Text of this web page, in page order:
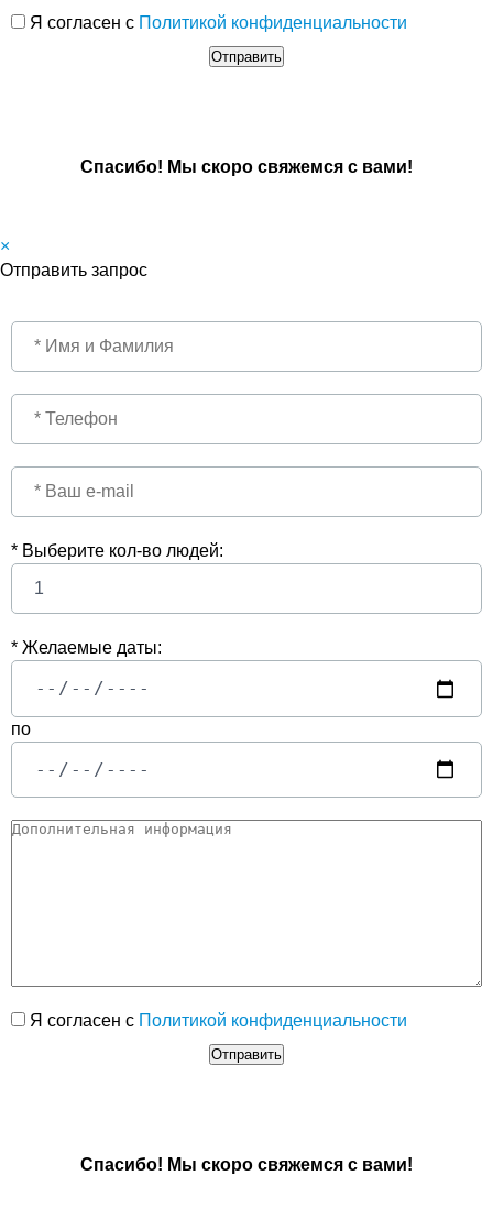
Я согласен с Политикой конфиденциальности
Спасибо! Мы скоро свяжемся с вами!
×
Отправить запрос
* Выберите кол-во людей:
* Желаемые даты:
по
Я согласен с Политикой конфиденциальности
Спасибо! Мы скоро свяжемся с вами!